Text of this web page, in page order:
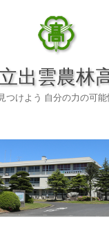
出雲農林
つけよう 自分の力の可能